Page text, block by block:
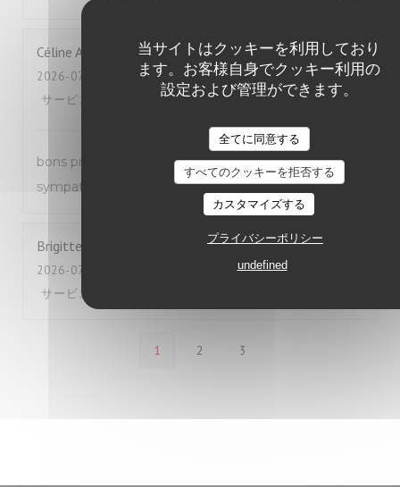
当サイトはクッキーを利用しており
ます。お客様自身でクッキー利用の
設定および管理ができます。
全てに同意する
すべてのクッキーを拒否する
カスタマイズする
プライバシーポリシー
undefined
Céline A
2026-07-22
- 12:30 - ゲスト 2
サービス
: 5/5 メニュー: 5/5 品質-価格 : /5
bons produits et très bon service, équipe très
sympathique, écoute au top
Brigitte
2026-07-18
サービス
1 2 3